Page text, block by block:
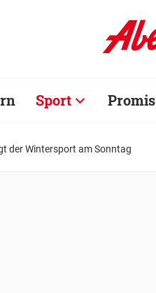
Sport Promis
der Wintersport am Sonntag